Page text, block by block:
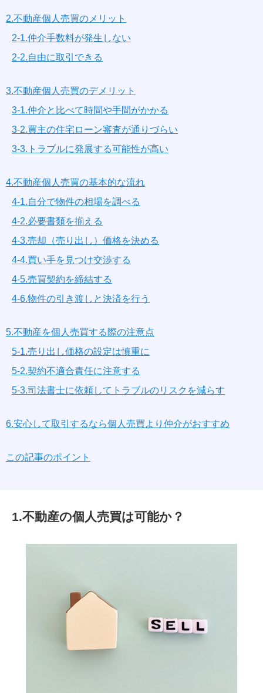
2.不動産個人売買のメリット
2-1.仲介手数料が発生しない
2-2.自由に取引できる
3.不動産個人売買のデメリット
3-1.仲介と比べて時間や手間がかかる
3-2.買主の住宅ローン審査が通りづらい
3-3.トラブルに発展する可能性が高い
4.不動産個人売買の基本的な流れ
4-1.自分で物件の相場を調べる
4-2.必要書類を揃える
4-3.売却（売り出し）価格を決める
4-4.買い手を見つけ交渉する
4-5.売買契約を締結する
4-6.物件の引き渡しと決済を行う
5.不動産を個人売買する際の注意点
5-1.売り出し価格の設定は慎重に
5-2.契約不適合責任に注意する
5-3.司法書士に依頼してトラブルのリスクを減らす
6.安心して取引するなら個人売買より仲介がおすすめ
この記事のポイント
1.不動産の個人売買は可能か？